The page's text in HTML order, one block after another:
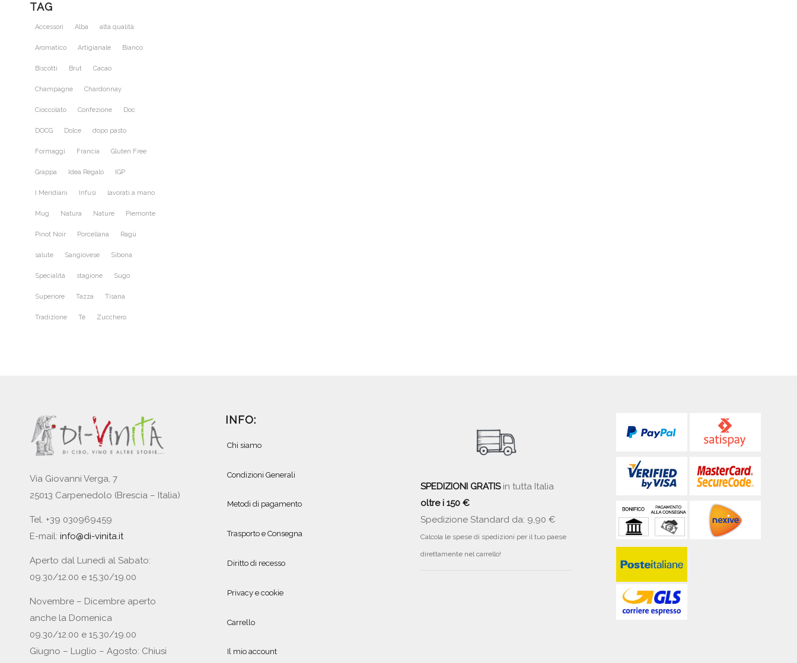
TAG
Accessori Alba alta qualità
Aromatico Artigianale Bianco
Biscotti Brut Cacao
Champagne Chardonnay
Cioccolato Confezione Doc
DOCG Dolce dopo pasto
Formaggi Francia Gluten Free
Grappa Idea Regalo IGP
I Meridiani Infusi lavorati a mano
Mug Natura Nature Piemonte
Pinot Noir Porcellana Ragù
salute Sangiovese Sibona
Specialità stagione Sugo
Superiore Tazza Tisana
Tradizione Tè Zucchero
Via Giovanni Verga, 7
25013 Carpenedolo (Brescia – Italia)
Tel. +39 030969459
E-mail: info@di-vinita.it
Aperto dal Lunedì al Sabato:
09.30/12.00 e 15.30/19.00
Novembre – Dicembre aperto
anche la Domenica
09.30/12.00 e 15.30/19.00
Giugno – Luglio – Agosto: Chiusi
INFO:
Chi siamo
Condizioni Generali
Metodi di pagamento
Trasporto e Consegna
Diritto di recesso
Privacy e cookie
Carrello
Il mio account
SPEDIZIONI GRATISin tutta Italia
oltre i 150 €
Spedizione Standard da: 9,90 €
Calcola le spese di spedizioni per il tuo paese
direttamente nel carrello!